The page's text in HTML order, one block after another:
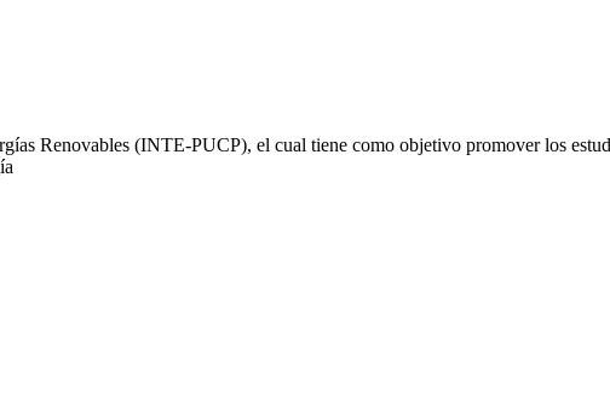
Renovables (INTE-PUCP), el cual tiene como objetivo promover los